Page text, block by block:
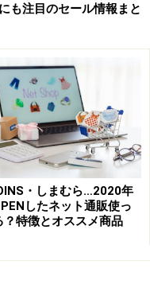
は参考にしない
、当然ショップに対
、極端に評価が高い
いないレビューはあ
。良い評価より悪い
が具体的に書かれて
ブル情報なども事前
プ等が悪い評価を書
も注目のセール情報まと
・しまむら…2020年
したネット通販使っ
？特徴とオススメ商品